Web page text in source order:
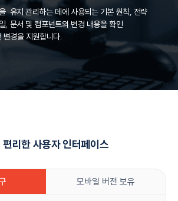
유지 관리하는 데에 사용되는 기본 원칙, 전략
, 문서 및컴포넌트의 변경 내용을 확인
경을 지원합니다.
편리한 사용자 인터페이스
모바일 버전 보유